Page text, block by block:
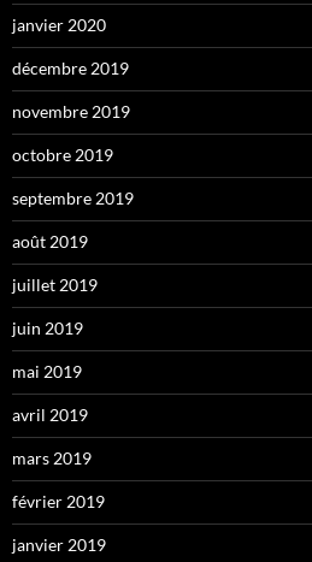
janvier 2020
décembre 2019
novembre 2019
octobre 2019
septembre 2019
août 2019
juillet 2019
juin 2019
mai 2019
avril 2019
mars 2019
février 2019
janvier 2019